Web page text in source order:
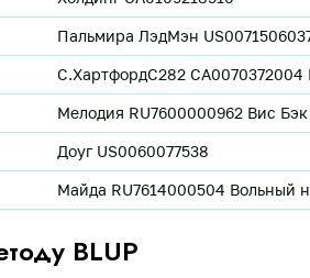
Пальмира ЛэдМэн
С.ХартфордC282
Мелодия RU7600000962 Вис
Доуг US0060077538
Майда RU7614000504 Вольный
BLUP